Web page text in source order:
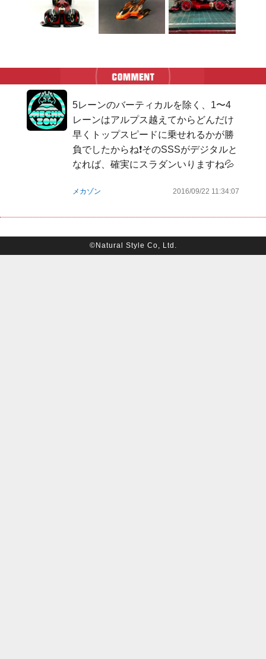
5レーンのバーティカルを除く、1〜4
レーンはアルプス越えてからどんだけ
早くトップスピードに乗せれるかが勝
負でしたからね❗️そのSSSがデジタルと
なれば、確実にスラダンいりますね💦
メカゾン 2016/09/22 11:34:07
©Natural Style Co, Ltd.